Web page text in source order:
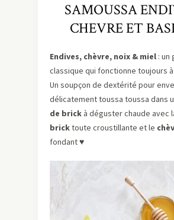
SAMOUSSA
CHEVRE ET
Endives, chèvre, noix & miel : un
classique qui fonctionne toujours
Un soupçon de dextérité pour
délicatement toussa toussa dans
de brick à déguster chaude avec
bricktoute croustillante et le
fondant ♥